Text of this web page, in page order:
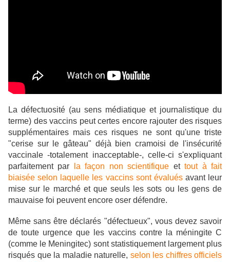
La défectuosité (au sens médiatique et journalistique du
terme) des vaccins peut certes encore rajouter des risques
supplémentaires mais ces risques ne sont qu'une triste
"cerise sur le gâteau" déjà bien cramoisi de l'insécurité
vaccinale -totalement inacceptable-, celle-ci s'expliquant
parfaitement par
la façon non scientifique ettout à fait
biaisée selon laquelle les vaccins sont évaluésavant leur
mise sur le marché et que seuls les sots ou les gens de
mauvaise foi peuvent encore oser défendre.
Même sans être déclarés "défectueux", vous devez savoir
de toute urgence que les vaccins contre la méningite C
(comme le Meningitec) sont statistiquement largement plus
risqués que la maladie naturelle, selon les chiffres officiels